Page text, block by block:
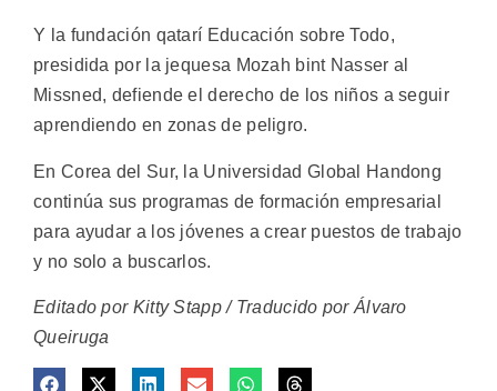
Y la fundación qatarí Educación sobre Todo,
presidida por la jequesa Mozah bint Nasser al
Missned, defiende el derecho de los niños a seguir
aprendiendo en zonas de peligro.
En Corea del Sur, la Universidad Global Handong
continúa sus programas de formación empresarial
para ayudar a los jóvenes a crear puestos de trabajo
y no solo a buscarlos.
Editado por Kitty Stapp / Traducido por Álvaro
Queiruga